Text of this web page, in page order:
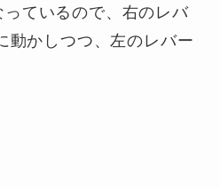
ているので、右のレバ
動かしつつ、左のレバー